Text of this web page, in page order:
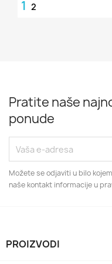
1 2
Pratite naše
ponude
Možete se odjaviti u bilo
naše kontakt informacije u
PROIZVODI